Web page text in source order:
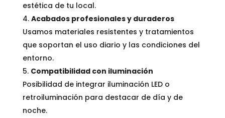
estética de tu local.
Acabados profesionales y duraderos
Usamos materiales resistentes y tratamientos
que soportan el uso diario y las condiciones del
entorno.
Compatibilidad con iluminación
Posibilidad de integrar iluminación LED o
retroiluminación para destacar de día y de
noche.